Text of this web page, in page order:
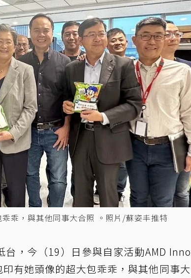
乖，與其他同事大合照 。照片/蘇姿丰推特
台，今（19）日參與自家活動AMD
有她頭像的超大包乖乖，與其他同事